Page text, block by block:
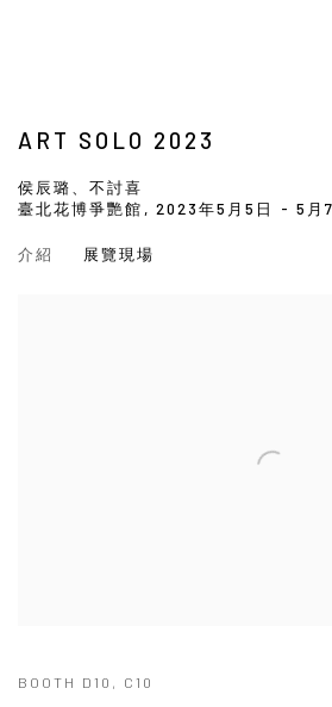
ART SOLO 2023
侯辰璐、不討喜
臺北花博爭艷館, 2023年5月5日 - 5月
介紹 展覽現場
BOOTH D10, C10